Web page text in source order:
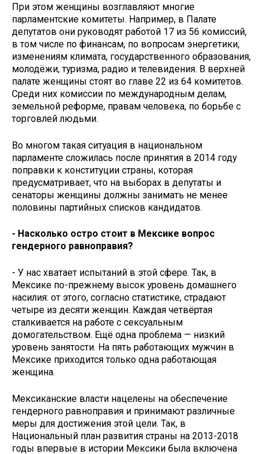
При этом женщины возглавляют многие
парламентские комитеты. Например, в Палате
депутатов они руководят работой 17 из 56 комиссий,
в том числе по финансам, по вопросам энергетики,
изменениям климата, государственного образования,
молодёжи, туризма, радио и телевидения. В верхней
палате женщины стоят во главе 22 из 64 комитетов.
Среди них комиссии по международным делам,
земельной реформе, правам человека, по борьбе с
торговлей людьми.
Во многом такая ситуация в национальном
парламенте сложилась после принятия в 2014 году
поправки к конституции страны, которая
предусматривает, что на выборах в депутаты и
сенаторы женщины должны занимать не менее
половины партийных списков кандидатов.
- Насколько остро стоит в Мексике вопрос
гендерного равноправия?
- У нас хватает испытаний в этой сфере. Так, в
Мексике по-прежнему высок уровень домашнего
насилия: от этого, согласно статистике, страдают
четыре из десяти женщин. Каждая четвёртая
сталкивается на работе с сексуальным
домогательством. Ещё одна проблема — низкий
уровень занятости. На пять работающих мужчин в
Мексике приходится только одна работающая
женщина.
Мексиканские власти нацелены на обеспечение
гендерного равноправия и принимают различные
меры для достижения этой цели. Так, в
Национальный план развития страны на 2013-2018
годы впервые в истории Мексики была включена